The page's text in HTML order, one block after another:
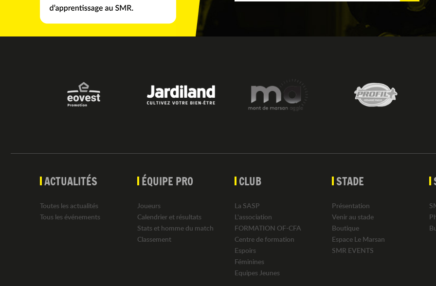
ACTUALITÉS
Toutes les actualités
Tous les événements
ÉQUIPE PRO
Joueurs
Calendrier et résultats
Stats et homme du match
Classement
CLUB
La SASP
L'association
FORMATION OF-CFA
Centre de formation
Espoirs
Féminines
Equipes Jeunes
STADE
Présentation
Venir au stade
Boutique
Espace Le Marsan
SMR EVENTS